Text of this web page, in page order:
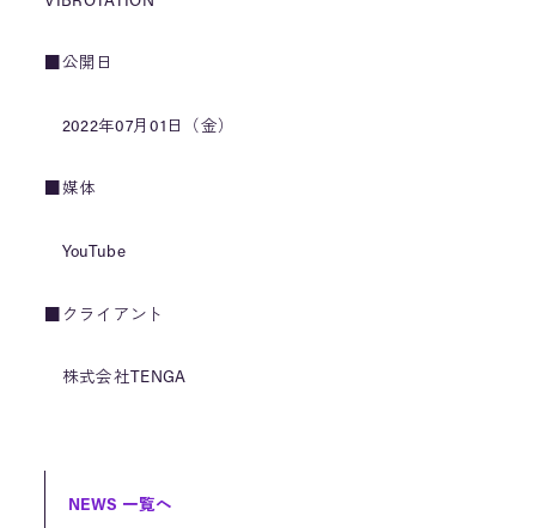
■公開日
2022年07月01日（金）
■媒体
YouTube
■クライアント
株式会社TENGA
NEWS 一覧へ